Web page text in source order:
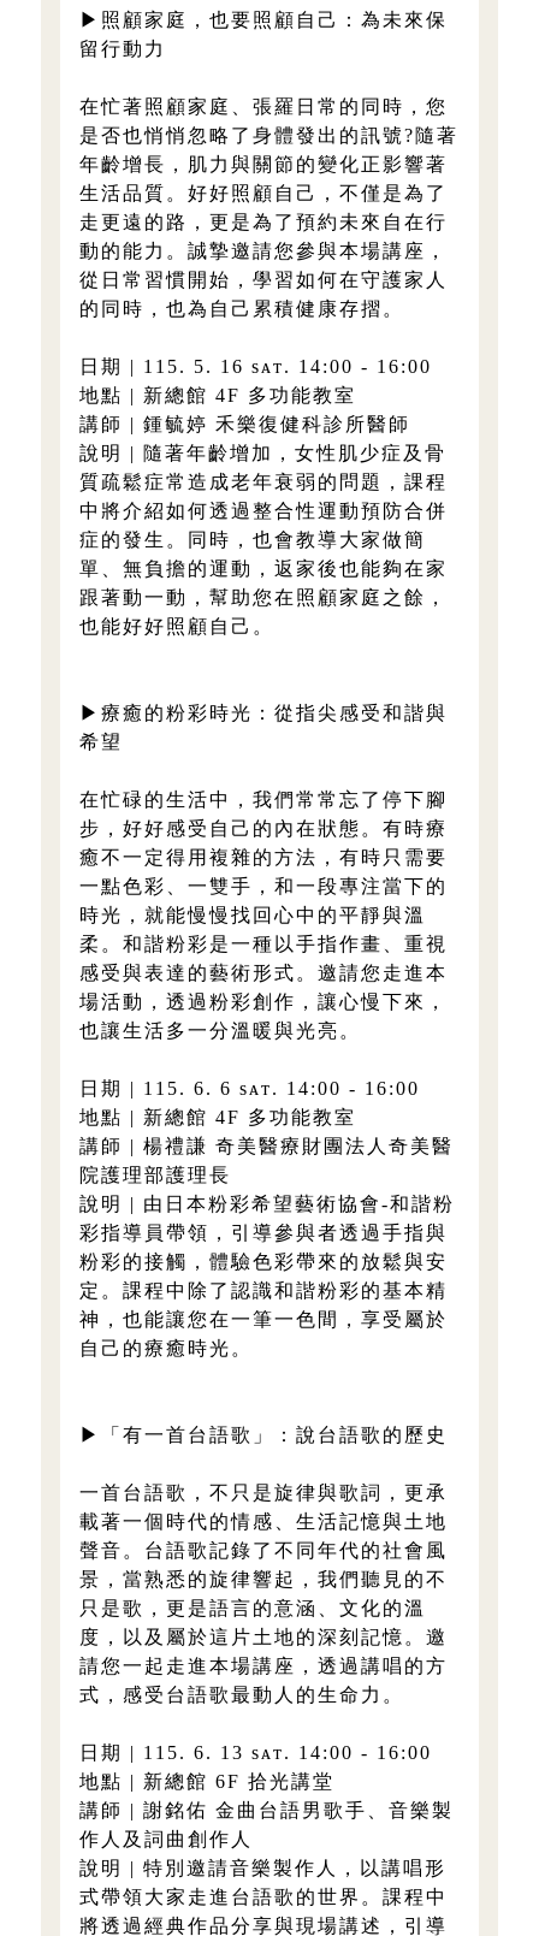
▶照顧家庭，也要照顧自己：為未來保
留行動力
在忙著照顧家庭、張羅日常的同時，您
是否也悄悄忽略了身體發出的訊號?隨著
年齡增長，肌力與關節的變化正影響著
生活品質。好好照顧自己，不僅是為了
走更遠的路，更是為了預約未來自在行
動的能力。誠摯邀請您參與本場講座，
從日常習慣開始，學習如何在守護家人
的同時，也為自己累積健康存摺。
日期 | 115. 5. 16 sᴀᴛ. 14:00 - 16:00
地點 | 新總館 4F 多功能教室
講師 | 鍾毓婷 禾樂復健科診所醫師
說明 | 隨著年齡增加，女性肌少症及骨
質疏鬆症常造成老年衰弱的問題，課程
中將介紹如何透過整合性運動預防合併
症的發生。同時，也會教導大家做簡
單、無負擔的運動，返家後也能夠在家
跟著動一動，幫助您在照顧家庭之餘，
也能好好照顧自己。
▶療癒的粉彩時光：從指尖感受和諧與
希望
在忙碌的生活中，我們常常忘了停下腳
步，好好感受自己的內在狀態。有時療
癒不一定得用複雜的方法，有時只需要
一點色彩、一雙手，和一段專注當下的
時光，就能慢慢找回心中的平靜與溫
柔。和諧粉彩是一種以手指作畫、重視
感受與表達的藝術形式。邀請您走進本
場活動，透過粉彩創作，讓心慢下來，
也讓生活多一分溫暖與光亮。
日期 | 115. 6. 6 sᴀᴛ. 14:00 - 16:00
地點 | 新總館 4F 多功能教室
講師 | 楊禮謙 奇美醫療財團法人奇美醫
院護理部護理長
說明 | 由日本粉彩希望藝術協會-和諧粉
彩指導員帶領，引導參與者透過手指與
粉彩的接觸，體驗色彩帶來的放鬆與安
定。課程中除了認識和諧粉彩的基本精
神，也能讓您在一筆一色間，享受屬於
自己的療癒時光。
▶「有一首台語歌」：說台語歌的歷史
一首台語歌，不只是旋律與歌詞，更承
載著一個時代的情感、生活記憶與土地
聲音。台語歌記錄了不同年代的社會風
景，當熟悉的旋律響起，我們聽見的不
只是歌，更是語言的意涵、文化的溫
度，以及屬於這片土地的深刻記憶。邀
請您一起走進本場講座，透過講唱的方
式，感受台語歌最動人的生命力。
日期 | 115. 6. 13 sᴀᴛ. 14:00 - 16:00
地點 | 新總館 6F 拾光講堂
講師 | 謝銘佑 金曲台語男歌手、音樂製
作人及詞曲創作人
說明 | 特別邀請音樂製作人，以講唱形
式帶領大家走進台語歌的世界。課程中
將透過經典作品分享與現場講述，引導